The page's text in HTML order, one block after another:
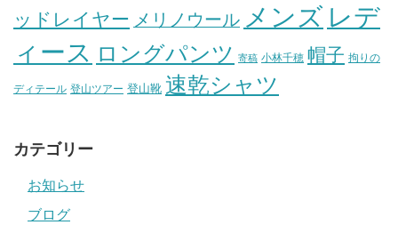
ッドレイヤー メリノウール メンズ レデ
ィース ロングパンツ 寄稿 小林千穂 帽子 拘りの
ディテール 登山ツアー 登山靴 速乾シャツ
カテゴリー
お知らせ
ブログ